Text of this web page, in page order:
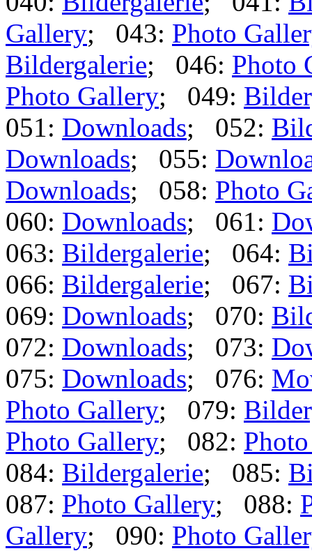
Gallery; 043: Photo
Bildergalerie; 046: Photo
Photo Gallery; 049:
051: Downloads; 052:
Downloads; 055:
Downloads; 058: Photo
060: Downloads; 061:
063: Bildergalerie; 064:
066: Bildergalerie; 067:
069: Downloads; 070:
072: Downloads; 073:
075: Downloads; 076:
Photo Gallery; 079:
Photo Gallery; 082:
084: Bildergalerie; 085:
087: Photo Gallery; 088:
Gallery; 090: Photo